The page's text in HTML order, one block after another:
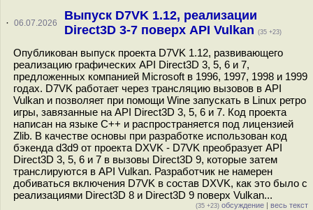
· 06.07.2026
Выпуск D7VK 1.12, реализации
Direct3D 3-7 поверх API Vulkan (35 +23)
Опубликован выпуск проекта D7VK 1.12, развивающего
реализацию графических API Direct3D 3, 5, 6 и 7,
предложенных компанией Microsoft в 1996, 1997, 1998 и 1999
годах. D7VK работает через трансляцию вызовов в API
Vulkan и позволяет при помощи Wine запускать в Linux ретро
игры, завязанные на API Direct3D 3, 5, 6 и 7. Код проекта
написан на языке C++ и распространяется под лицензией
Zlib. В качестве основы при разработке использован код
бэкенда d3d9 от проекта DXVK - D7VK преобразует API
Direct3D 3, 5, 6 и 7 в вызовы Direct3D 9, которые затем
транслируются в API Vulkan. Разработчик не намерен
добиваться включения D7VK в состав DXVK, как это было с
реализациями Direct3D 8 и Direct3D 9 поверх Vulkan...
(35 +23) обсуждение | весь текст